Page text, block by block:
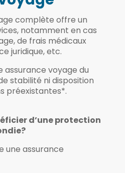
complète offre un
notamment en cas
de frais médicaux
juridique, etc.
assurance voyage du
stabilité ni disposition
préexistantes*.
d’une protection
une assurance